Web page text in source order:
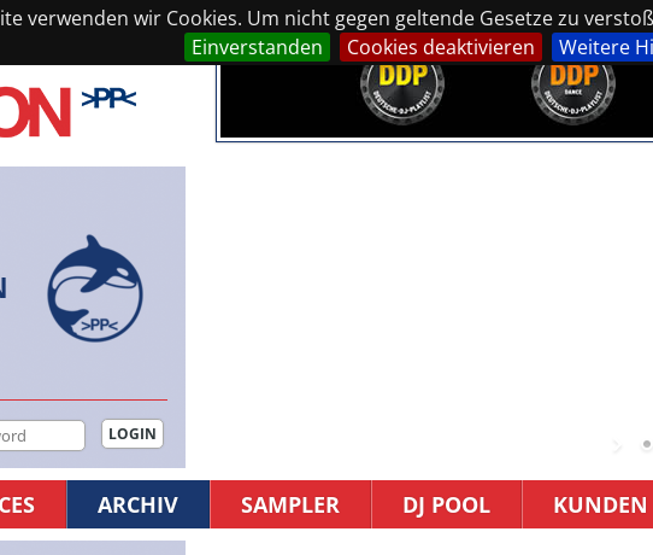
verwenden wir Cookies. Um nicht gegen geltende Gesetze zu
Einverstanden
Cookies deaktivieren Weitere
ARCHIV SAMPLER DJ POOL KUNDEN